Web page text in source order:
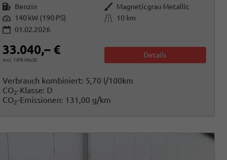
Kraftstoff Benzin Außenfarbe Magneticgrau Metallic
Leistung 140 kW (190 PS) Kilometerstand
10 km
01.02.2026
33.040,– €
incl. 19% MwSt.
Details
Verbrauch kombiniert: 5,70 l/100km
CO2-Klasse: D
CO2-Emissionen: 131,00 g/km